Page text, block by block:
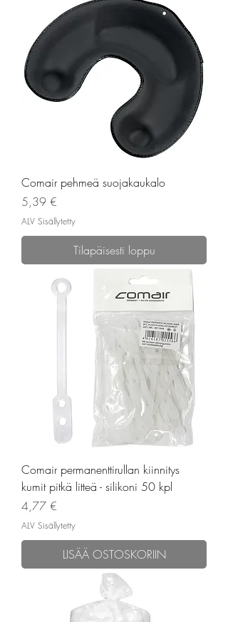
Comair pehmeä suojakaukalo
Hinta
5,39 €
ALV Sisällytetty
Tilapäisesti loppu
Comair permanenttirullan kiinnitys
kumit pitkä litteä - silikoni 50 kpl
Hinta
4,77 €
ALV Sisällytetty
LISÄÄ OSTOSKORIIN